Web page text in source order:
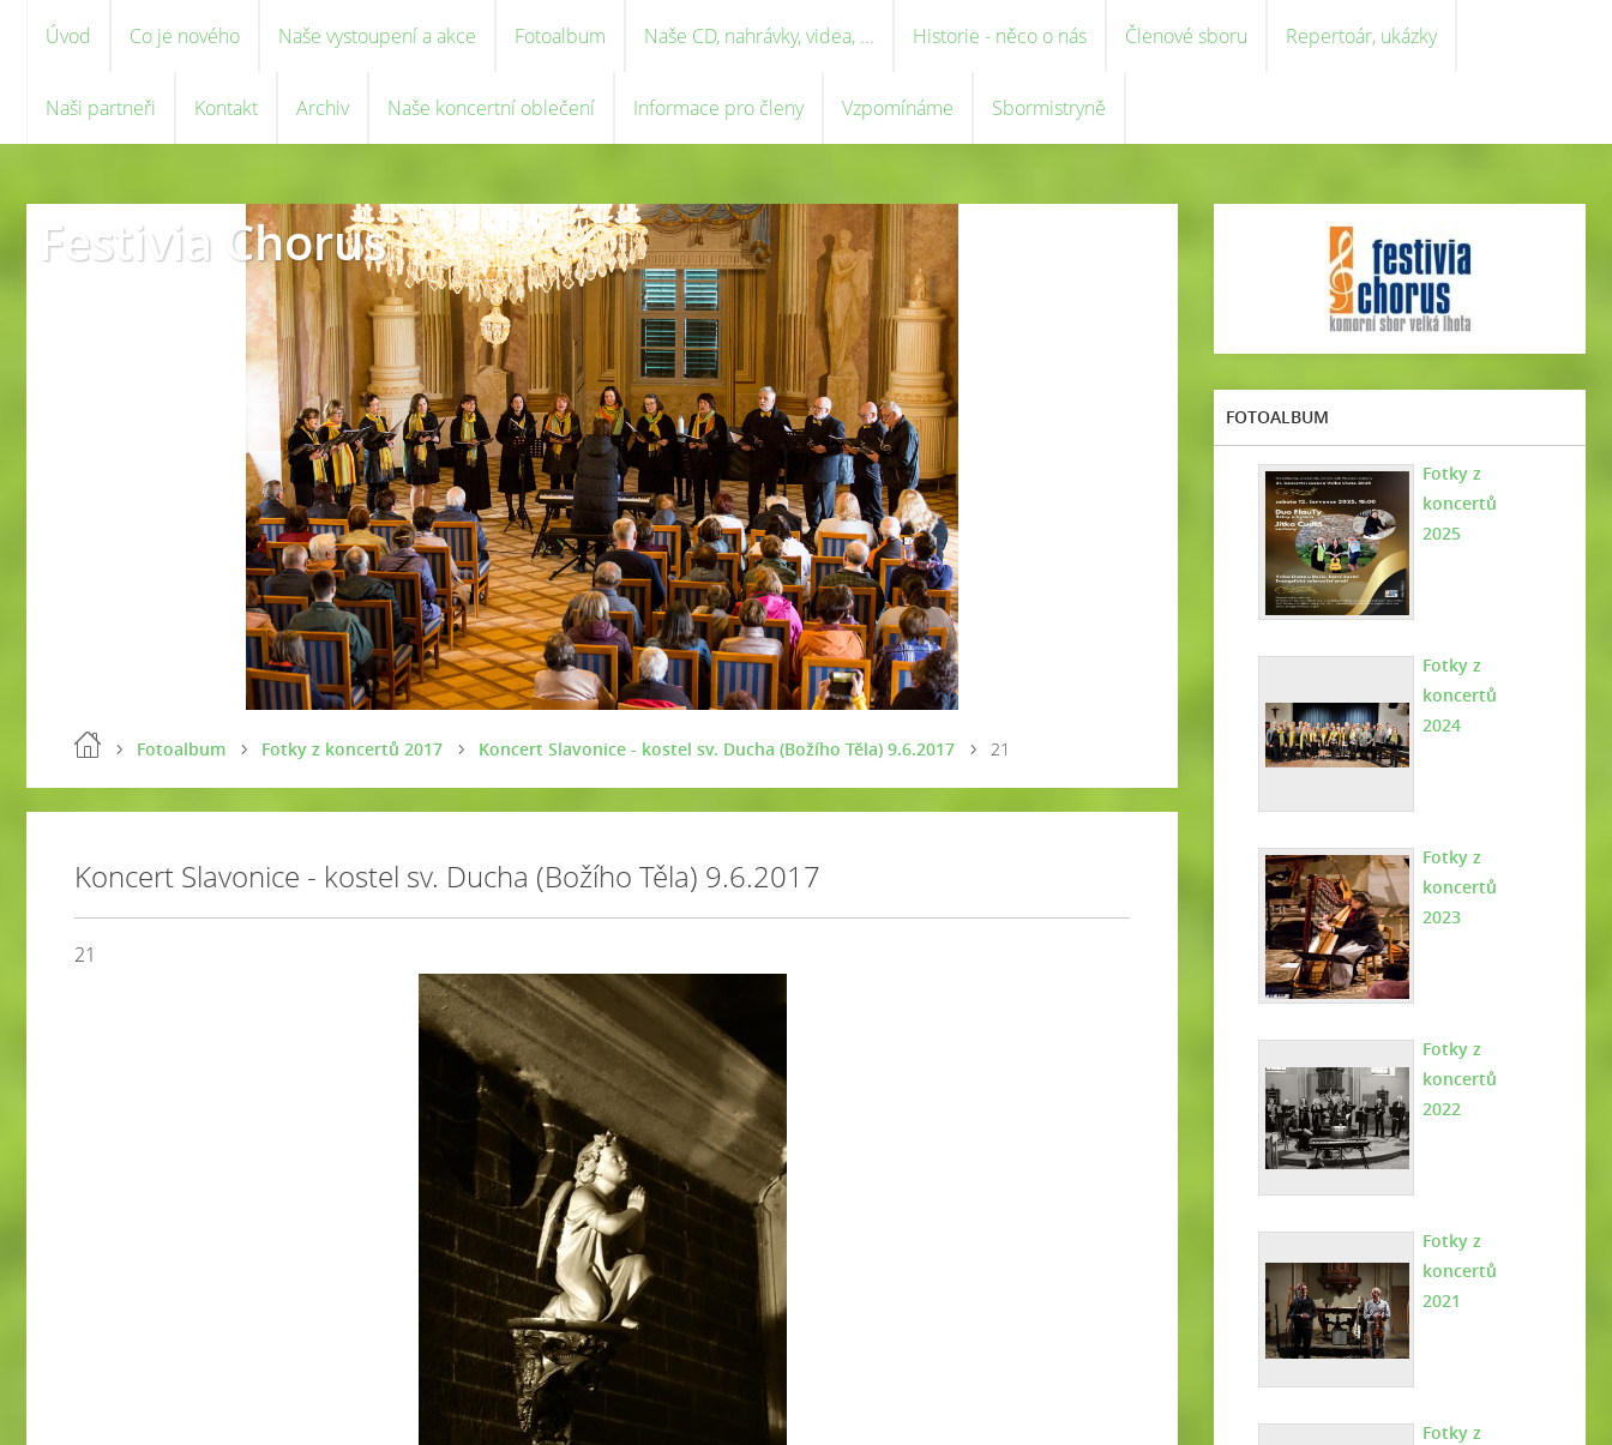
Úvod Co je nového Naše vystoupení a akce Fotoalbum Naše CD, nahrávky, videa, ... Historie - něco o nás Členové sboru Repertoár, ukázky
Naši partneři Kontakt Archiv Naše koncertní oblečení Informace pro členy Vzpomínáme Sbormistryně
Festivia Chorus
Fotoalbum Fotky z koncertů 2017 Koncert Slavonice - kostel sv. Ducha (Božího Těla) 9.6.2017 21
Koncert Slavonice - kostel sv. Ducha (Božího Těla) 9.6.2017
21
FOTOALBUM
Fotky z
koncertů
2025
Fotky z
koncertů
2024
Fotky z
koncertů
2023
Fotky z
koncertů
2022
Fotky z
koncertů
2021
Fotky z